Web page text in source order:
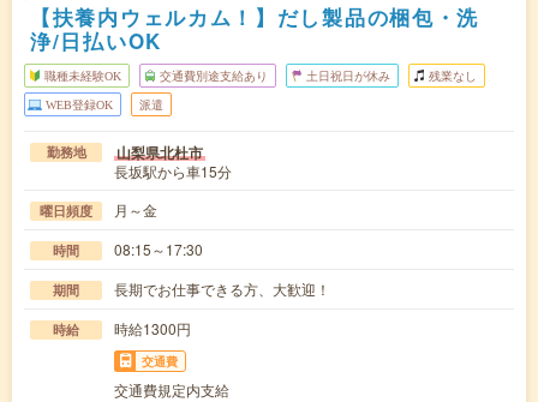
【扶養内ウェルカム！】だし製品の梱包・洗
浄/日払いOK
職種未経験OK 交通費別途支給あり 土日祝日が休み 残業なし
WEB登録OK 派遣
勤務地 山梨県北杜市
長坂駅から車15分
曜日頻度 月～金
時間 08:15～17:30
期間 長期でお仕事できる方、大歓迎！
時給 時給1300円
交通費
交通費規定内支給